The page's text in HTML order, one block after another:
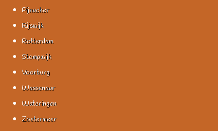
Pijnacker
Rijswijk
Rotterdam
Stompwijk
Voorburg
Wassenaar
Wateringen
Zoetermeer